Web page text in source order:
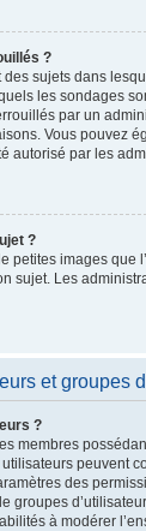
?
des sujets dans
les sondages
par un
Vous pouvez
autorisé par les
?
petites images que
sujet. Les
et groupes
?
membres
peuvent
des
groupes
à modérer